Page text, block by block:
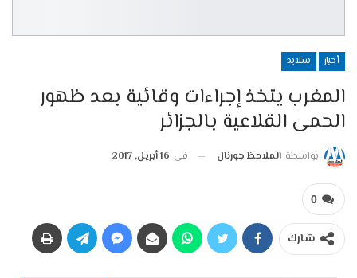
أخبار سلايد
المغرب يتخذ إجراءات وقائية بعد ظهور
الحمى القلاعية بالجزائر
بواسطة الملاحظ جورنال في 16 أبريل, 2017
0
شارك